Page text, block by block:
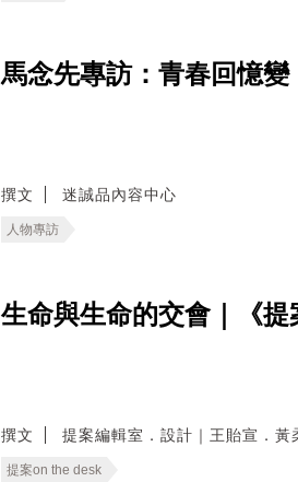
馬念先專訪：青春回憶
撰文 迷誠品內容中心
人物專訪
生命與生命的交會｜《提
撰文 提案編輯室．設計｜王貽宣．黃
提案on the desk